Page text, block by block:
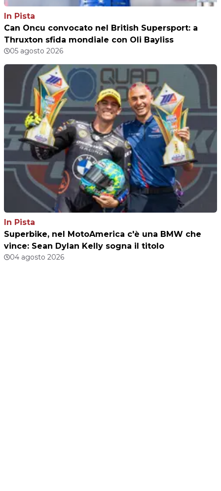
In Pista
Can Oncu convocato nel British Supersport: a
Thruxton sfida mondiale con Oli Bayliss
05 agosto 2026
In Pista
Superbike, nel MotoAmerica c'è una BMW che
vince: Sean Dylan Kelly sogna il titolo
04 agosto 2026